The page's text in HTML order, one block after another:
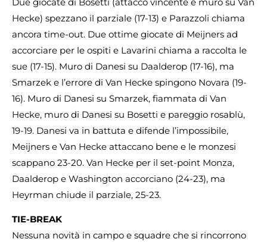
Hecke) spezzano il parziale (17-13) e Parazzoli chiama
ancora time-out. Due ottime giocate di Meijners ad
accorciare per le ospiti e Lavarini chiama a raccolta le
sue (17-15). Muro di Danesi su Daalderop (17-16), ma
Smarzek e l’errore di Van Hecke spingono Novara (19-
16). Muro di Danesi su Smarzek, fiammata di Van
Hecke, muro di Danesi su Bosetti e pareggio rosablù,
19-19. Danesi va in battuta e difende l’impossibile,
Meijners e Van Hecke attaccano bene e le monzesi
scappano 23-20. Van Hecke per il set-point Monza,
Daalderop e Washington accorciano (24-23), ma
Heyrman chiude il parziale, 25-23.
TIE-BREAK
Nessuna novità in campo e squadre che si rincorrono